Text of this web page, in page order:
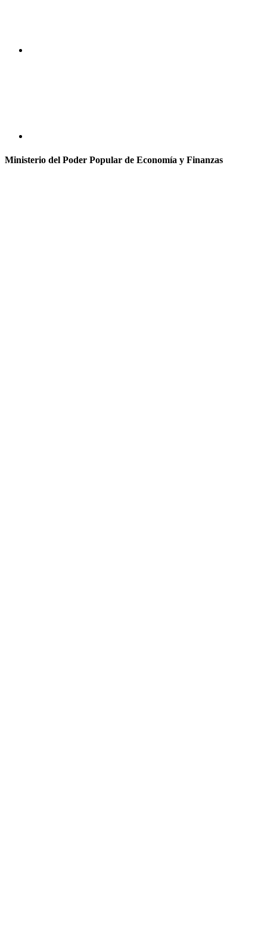
Ministerio del Poder Popular de Economía y Finanzas